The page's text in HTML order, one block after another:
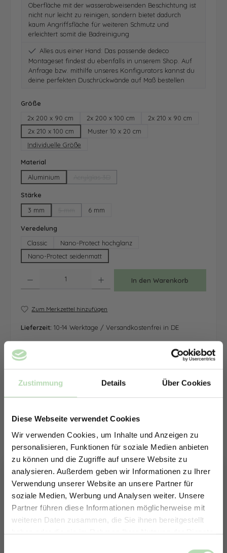
Zustimmung Details Über Cookies
Diese Webseite verwendet Cookies
Wir verwenden Cookies, um Inhalte und Anzeigen zu
personalisieren, Funktionen für soziale Medien anbieten
zu können und die Zugriffe auf unsere Website zu
analysieren. Außerdem geben wir Informationen zu Ihrer
Verwendung unserer Website an unsere Partner für
soziale Medien, Werbung und Analysen weiter. Unsere
Partner führen diese Informationen möglicherweise mit
weiteren Daten zusammen, die Sie ihnen bereitgestellt
haben oder die sie im Rahmen Ihrer Nutzung der Dienste
Oberfläche mit der wasserabweisenden Beschichtung ist
nicht nur leicht zu reinigen, sondern bietet dadurch
kaum Angriffsfläche für weiteren Schmutz und
erleichtert somit die Badreinigung
Alles aus einer Hand: Das passende dedeco
Montageset findest du ebenfalls in unserem Shop. Auf
Anfrage bzw. mithilfe unseres Konfigurators kannst du
deine perfekten Duschrückwände auf Maß bestellen
Größe
2x 200 x 90 cm
2x 200 x 100 cm
2x 210 x 90 cm
2x 210 x 100 cm
Muster 10 x 20 cm
Individuelle Größe
Material
Aluminium
Stärke
3 mm
(Diese Option ist zurzeit nicht verfügbar.)
6 mm
Veredelung
Classic
Nano-Protect hochglanz
Nano-Protect seidenmatt
In den Warenkorb
Zum Merkzettel hinzufügen
Lieferzeit: 10-14 Werktage / Versandkostenfrei in DE
ERHALTE 5% RABATT AUF
DEINE RÜCKWÄNDE